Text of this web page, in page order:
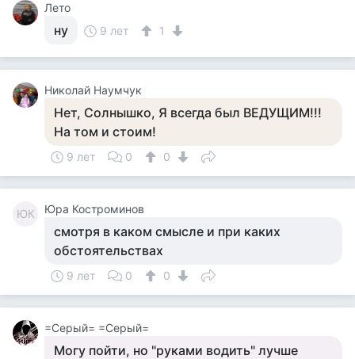
Лето
ну 9 лет 1
Николай Наумчук
Нет, Солнышко, Я всегда был ВЕДУЩИМ!!!
На том и стоим!
9 лет 0 0
ЮК Юра Костроминов
смотря в каком смысле и при каких
обстоятельствах
9 лет 0 0
=Cерый= =Серый=
Могу пойти, но "руками водить" лучше